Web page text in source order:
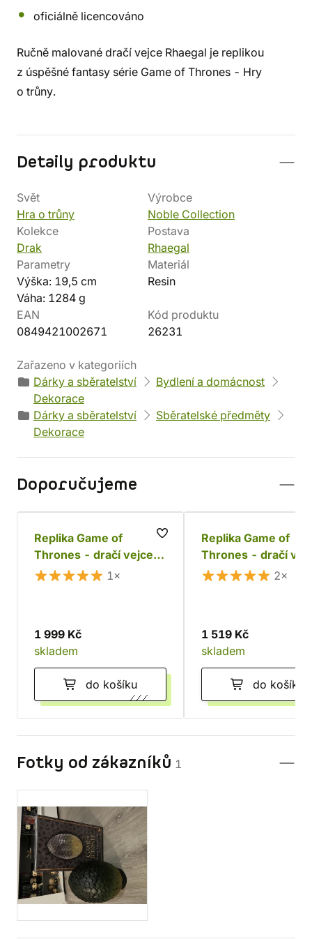
oficiálně licencováno
Ručně malované dračí vejce Rhaegal je replikou
z úspěšné fantasy série Game of Thrones - Hry
o trůny.
Detaily produktu
Svět
Hra o trůny
Výrobce
Noble Collection
Kolekce
Drak
Postava
Rhaegal
Parametry
Výška: 19,5 cm
Váha: 1284 g
Materiál
Resin
EAN
0849421002671
Kód produktu
26231
Zařazeno v kategoriích
Dárky a sběratelství
Bydlení a domácnost
Dekorace
Dárky a sběratelství
Sběratelské předměty
Dekorace
Doporučujeme
Replika Game of
Thrones - dračí vejce
Viserion
1×
1 999 Kč
skladem
do košíku
Replika Game of
Thrones - dračí
Drogon
2×
1 519 Kč
skladem
do košíku
Fotky od zákazníků 1